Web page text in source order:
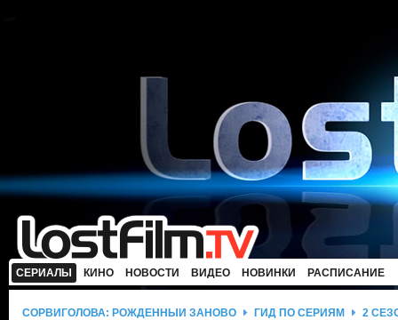
СЕРИАЛЫ КИНО НОВОСТИ ВИДЕО НОВИНКИ РАСПИСАНИЕ
СОРВИГОЛОВА: РОЖДЕННЫЙ ЗАНОВО ГИД ПО СЕРИЯМ 2